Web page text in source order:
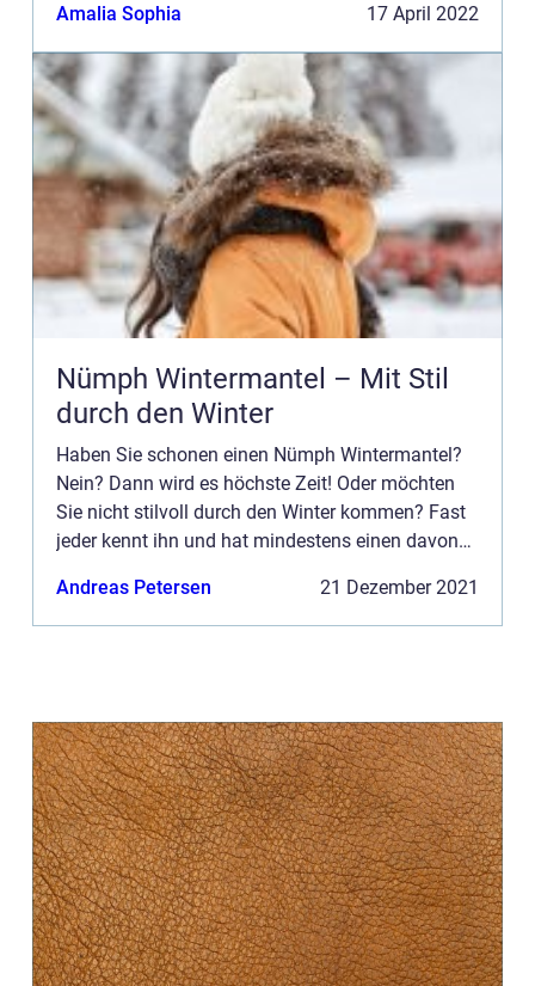
Ausserdem ha...
Amalia Sophia 17 April 2022
Nümph Wintermantel – Mit Stil
durch den Winter
Haben Sie schonen einen Nümph Wintermantel?
Nein? Dann wird es höchste Zeit! Oder möchten
Sie nicht stilvoll durch den Winter kommen? Fast
jeder kennt ihn und hat mindestens einen davon
Andreas Petersen 21 Dezember 2021